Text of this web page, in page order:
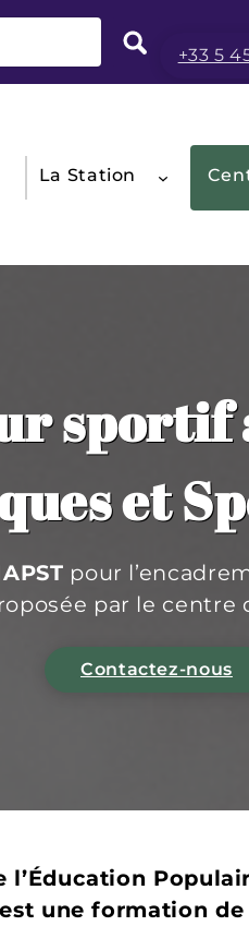
+33 5
La Station
sportif
et
pour
par le
Contactez-nous
l’Éducation
une formation